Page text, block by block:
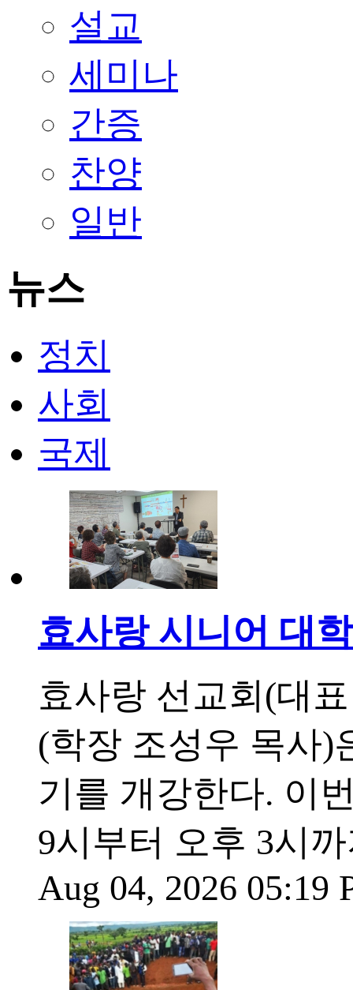
설교
세미나
간증
찬양
일반
뉴스
정치
사회
국제
효사랑 시니어 대
효사랑 선교회(대
(학장 조성우 목사)
기를 개강한다. 이
9시부터 오후 3시
Aug 04, 2026 05:19